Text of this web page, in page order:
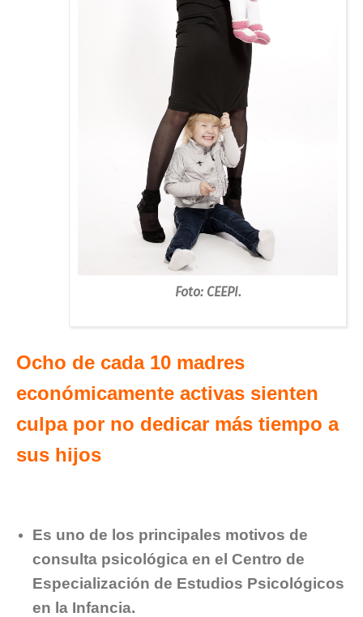
Foto: CEEPI.
Ocho de cada 10 madres
económicamente activas sienten
culpa por no dedicar más tiempo a
sus hijos
Es uno de los principales motivos de
consulta psicológica en el Centro de
Especialización de Estudios Psicológicos
en la Infancia.